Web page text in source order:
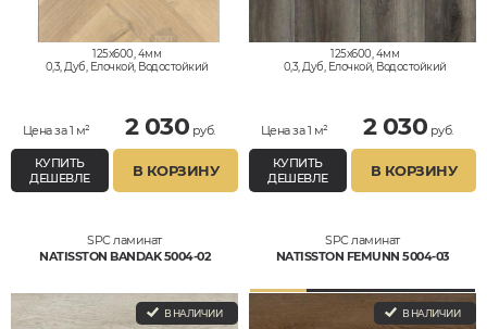
125x600, 4мм
0,3, Дуб, Елочкой, Водостойкий
Цена за 1 м² 2 030 руб.
КУПИТЬ
ДЕШЕВЛЕ
В КОРЗИНУ
125x600, 4мм
0,3, Дуб, Елочкой, Водостойкий
Цена за 1 м² 2 030 руб.
КУПИТЬ
ДЕШЕВЛЕ
В КОРЗИНУ
SPC ламинат
NATISSTON BANDAK 5004-02
В НАЛИЧИИ
SPC ламинат
NATISSTON FEMUNN 5004-03
В НАЛИЧИИ